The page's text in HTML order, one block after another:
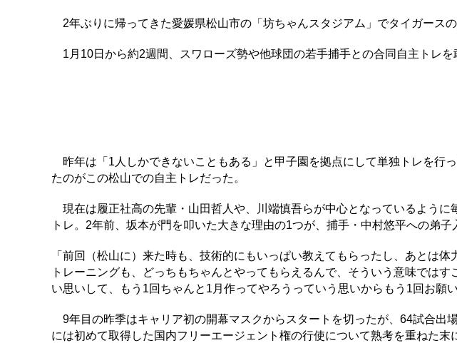
2年ぶりに帰ってきた愛媛県松山市の「坊ちゃんスタジアム」でタイガースの
1月10日から約2週間、スワローズ勢や他球団の若手捕手との合同自主トレを
昨年は「1人しかできないこともある」と甲子園を拠点にして単独トレを行
たのがこの松山での自主トレだった。
現在は履正社高の先輩・山田哲人や、川端慎吾らが中心となっているように
トレ。2年前、坂本が門を叩いた大きな理由の1つが、捕手・中村悠平への弟子
「前回（松山に）来た時も、技術的にもいっぱい教えてもらったし、あとは
トレーニングも、どっちもちゃんとやってもらえるんで、そういう意味では
い思いして、もう1回ちゃんと1月作ってやろうっていう思いからもう1回お願
9年目の昨季はキャリア初の開幕マスクからスタートを切ったが、64試合出
には初めて取得した国内フリーエージェント権の行使について熟考を重ねた